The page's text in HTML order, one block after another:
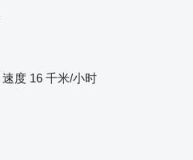
速度 16 千米/小时